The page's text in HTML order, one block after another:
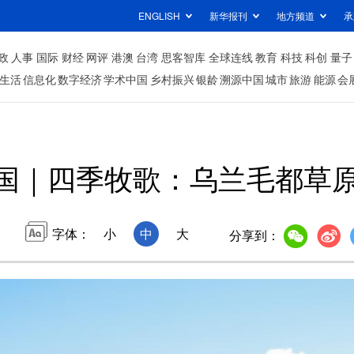
ENGLISH 新华报刊 地方频道
人事 国际 财经 网评 港澳 台湾 思客智库 全球连线教育 科技科创 量子
活信息化数字经济学术中国 乡村振兴银龄溯源中国城市旅游能源会
｜四季牧歌：乌兰毛都草
字体： 小 中 大 分享到：